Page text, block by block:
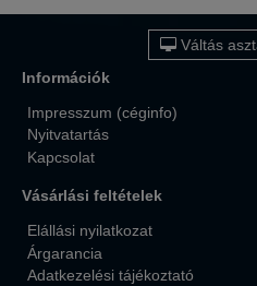
Váltás
Információk
Impresszum (céginfo)
Nyitvatartás
Kapcsolat
Vásárlási feltételek
Elállási nyilatkozat
Árgarancia
Adatkezelési tájékoztató